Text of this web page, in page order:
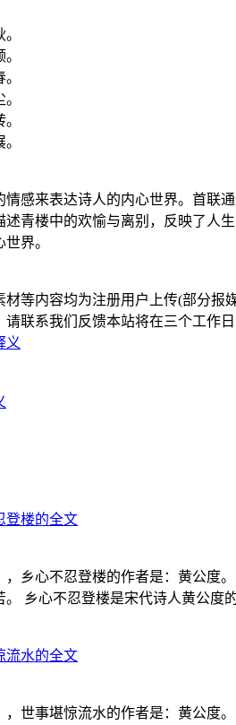
情感来表达诗人的内心世界。首
青楼中的欢愉与离别，反映了人
界。
等内容均为注册用户上传(部分
联系我们反馈本站将在三个工作日
义
登楼的全文
乡心不忍登楼的作者是：黄公度
乡心不忍登楼是宋代诗人黄公度
流水的全文
世事堪惊流水的作者是：黄公度